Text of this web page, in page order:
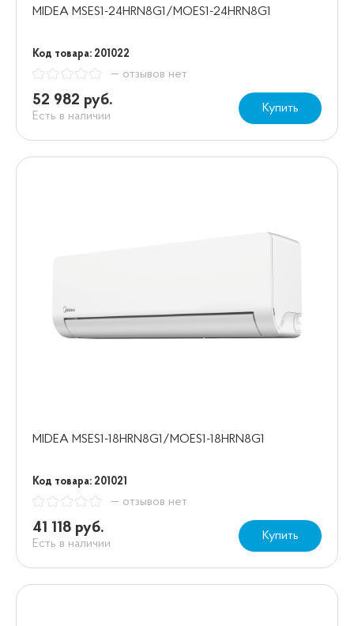
MIDEA MSES1-24HRN8G1/MOES1-24HRN8G1
Код товара: 201022
— отзывов нет
52 982 руб.
Есть в наличии
Купить
MIDEA MSES1-18HRN8G1/MOES1-18HRN8G1
Код товара: 201021
— отзывов нет
41 118 руб.
Есть в наличии
Купить